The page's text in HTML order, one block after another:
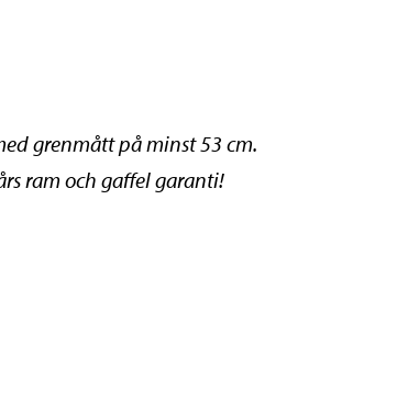
grenmått på minst 53 cm.
ram och gaffel garanti!